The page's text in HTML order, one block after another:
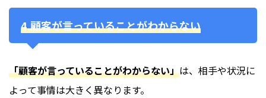
4.顧客が言っていることがわからない
「顧客が言っていることがわからない」は、相手や状況に
よって事情は大きく異なります。